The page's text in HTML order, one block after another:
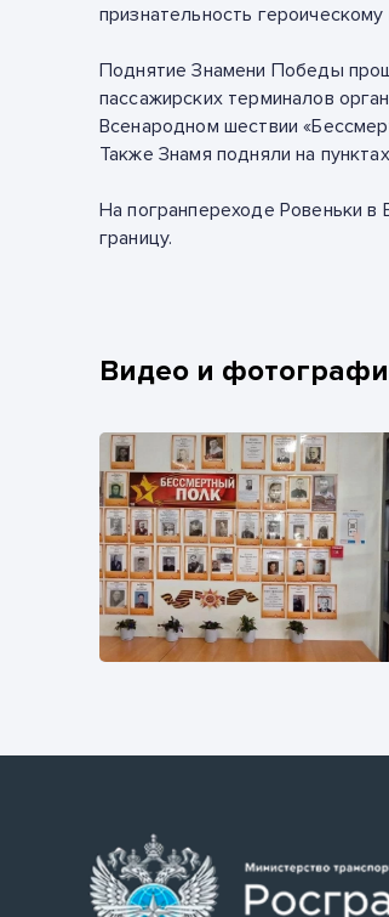
признательность
Поднятие Знамени Победы
пассажирских терминалов
Всенародном шествии
Также Знамя подняли на
На погранпереходе Ровеньки в
границу.
Видео и